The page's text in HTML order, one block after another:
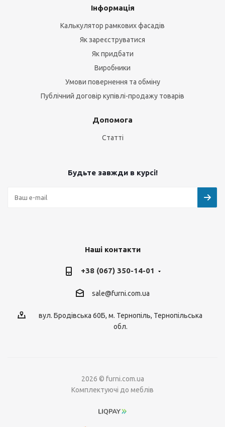
Інформація
Калькулятор рамкових фасадів
Як зареєструватися
Як придбати
Виробники
Умови повернення та обміну
Публічний договір купівлі-продажу товарів
Допомога
Статті
Будьте завжди в курсі!
Наші контакти
+38 (067) 350-14-01
sale@furni.com.ua
вул. Бродівська 60Б, м. Тернопіль, Тернопільська
обл.
2026 © furni.com.ua
Комплектуючі до меблів